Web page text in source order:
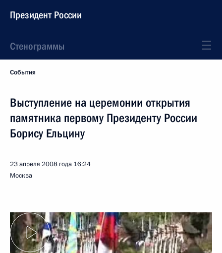
Президент России
Стенограммы
События
Выступление на церемонии открытия
памятника первому Президенту России
Борису Ельцину
23 апреля 2008 года 16:24
Москва